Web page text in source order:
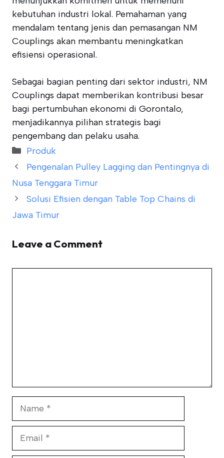
kebutuhan industri lokal. Pemahaman yang
mendalam tentang jenis dan pemasangan NM
Couplings akan membantu meningkatkan
efisiensi operasional.
Sebagai bagian penting dari sektor industri, NM
Couplings dapat memberikan kontribusi besar
bagi pertumbuhan ekonomi di Gorontalo,
menjadikannya pilihan strategis bagi
pengembang dan pelaku usaha.
Categories
Produk
Pengenalan Pulley Lagging dan Pentingnya di
Nusa Tenggara Timur
Solusi Efisien dengan Table Top Chains di
Jawa Timur
Leave a Comment